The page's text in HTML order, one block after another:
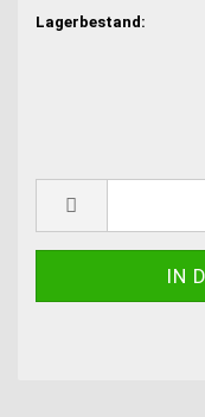
Lagerbestand: